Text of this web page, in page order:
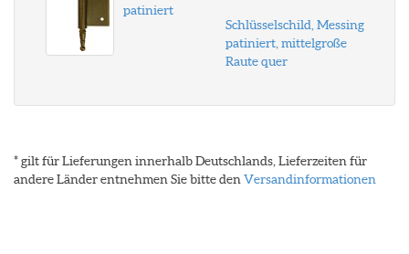
patiniert
Schlüsselschild, Messing
patiniert, mittelgroße
Raute quer
* gilt für Lieferungen innerhalb Deutschlands, Lieferzeiten für
andere Länder entnehmen Sie bitte den Versandinformationen